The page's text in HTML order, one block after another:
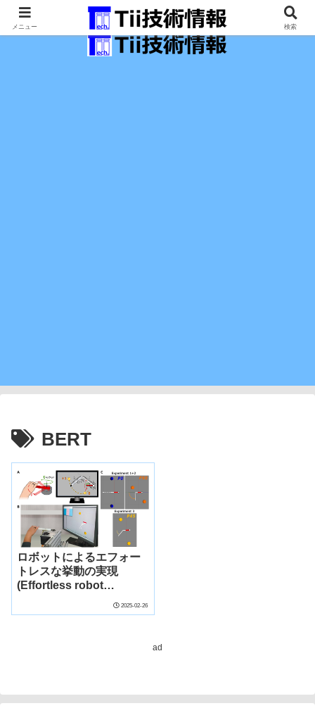
最新の科学技術の情報インフラ。
BERT
ロボットによるエフォー
トレスな挙動の実現
(Effortless robot
2025-02-26
ad
メニュー 検索